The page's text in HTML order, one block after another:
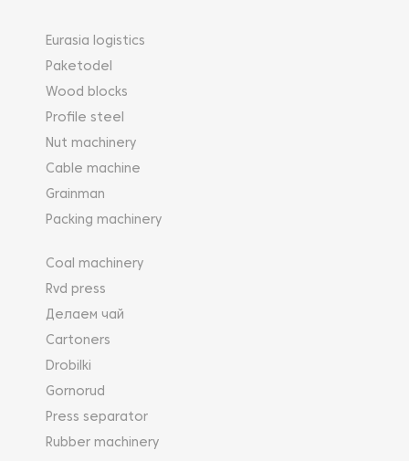
Eurasia logistics
Paketodel
Wood blocks
Profile steel
Nut machinery
Cable machine
Grainman
Packing machinery
Coal machinery
Rvd press
Делаем чай
Cartoners
Drobilki
Gornorud
Press separator
Rubber machinery